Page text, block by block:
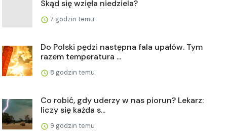
Skąd się wzięła niedziela?
7 godzin temu
Do Polski pędzi następna fala upałów. Tym
razem temperatura ...
8 godzin temu
Co robić, gdy uderzy w nas piorun? Lekarz:
liczy się każda s...
9 godzin temu